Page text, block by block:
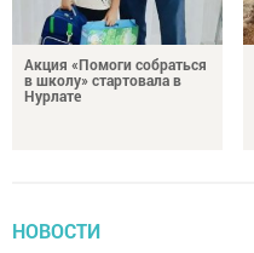
Акция «Помоги собраться
в школу» стартовала в
Нурлате
НОВОСТИ